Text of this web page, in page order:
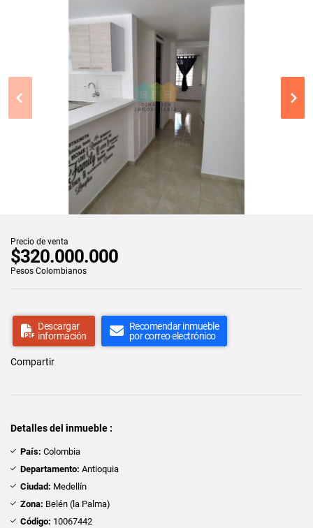
Precio de venta
$320.000.000
Pesos Colombianos
Descargar
información
Recomendar inmueble
por correo electrónico
Compartir
Detalles del inmueble :
País: Colombia
Departamento: Antioquia
Ciudad: Medellín
Zona: Belén (la Palma)
Código: 10067442